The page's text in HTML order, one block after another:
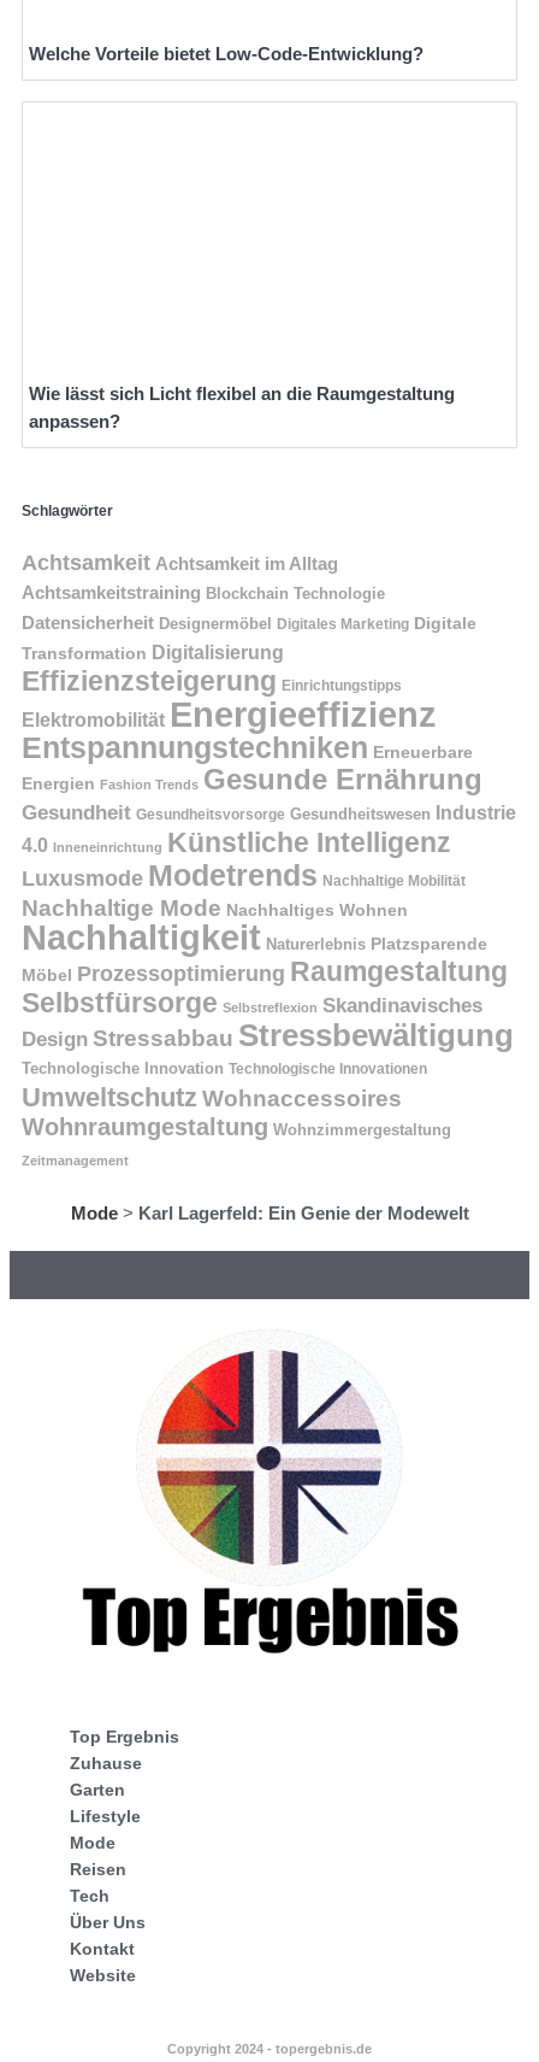
Welche Vorteile bietet Low-Code-Entwicklung?
Wie lässt sich Licht flexibel an die Raumgestaltung
anpassen?
Schlagwörter
Achtsamkeit Achtsamkeit im Alltag
Achtsamkeitstraining Blockchain Technologie
Datensicherheit Designermöbel Digitales Marketing Digitale
Transformation Digitalisierung
Effizienzsteigerung Einrichtungstipps
Elektromobilität Energieeffizienz
Entspannungstechniken Erneuerbare
Energien Fashion Trends Gesunde Ernährung
Gesundheit Gesundheitsvorsorge Gesundheitswesen
Industrie
4.0
Inneneinrichtung Künstliche Intelligenz
Luxusmode Modetrends Nachhaltige Mobilität
Nachhaltige Mode Nachhaltiges Wohnen
Nachhaltigkeit Naturerlebnis Platzsparende
Möbel
Prozessoptimierung Raumgestaltung
Selbstfürsorge Selbstreflexion Skandinavisches
Design Stressabbau Stressbewältigung
Technologische Innovation Technologische Innovationen
Umweltschutz Wohnaccessoires
Wohnraumgestaltung Wohnzimmergestaltung
Zeitmanagement
Mode> Karl Lagerfeld: Ein Genie der Modewelt
Top Ergebnis
Zuhause
Garten
Lifestyle
Mode
Reisen
Tech
Über Uns
Kontakt
Website
Copyright 2024 - topergebnis.de